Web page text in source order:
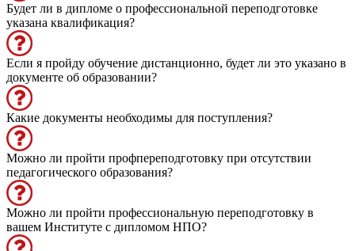
Будет ли в дипломе о профессиональной переподготовке
указана квалификация?
Если я пройду обучение дистанционно, будет ли это указано в
документе об образовании?
Какие документы необходимы для поступления?
Можно ли пройти профпереподготовку при отсутствии
педагогического образования?
Можно ли пройти профессиональную переподготовку в
вашем Институте с дипломом НПО?